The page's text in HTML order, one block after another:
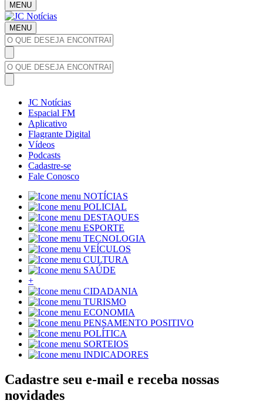
MENU
MENU
JC Notícias
Espacial FM
Aplicativo
Flagrante Digital
Vídeos
Podcasts
Cadastre-se
Fale Conosco
NOTÍCIAS
POLICIAL
DESTAQUES
ESPORTE
TECNOLOGIA
VEÍCULOS
CULTURA
SAÚDE
+
CIDADANIA
TURISMO
ECONOMIA
PENSAMENTO POSITIVO
POLÍTICA
SORTEIOS
INDICADORES
Cadastre seu e-mail e receba nossas
novidades